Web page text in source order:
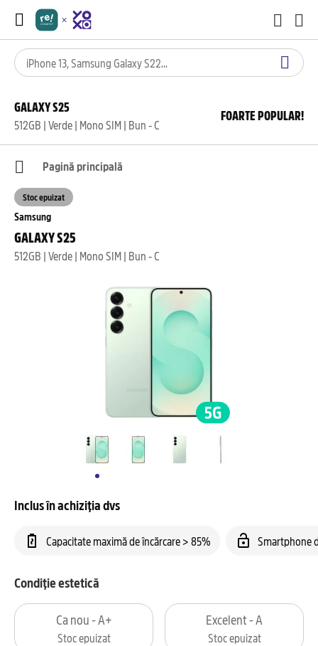
GALAXY S25
512GB | Verde | Mono SIM | Bun - C
FOARTE POPULAR!
Pagină principală
Samsung
GALAXY S25
512GB | Verde | Mono SIM | Bun - C
Stoc epuizat
Inclus în achiziția dvs
Capacitate maximă de încărcare > 85% Smartphone
Condiție estetică
Ca nou - A+
Stoc epuizat
Excelent - A
Stoc epuizat